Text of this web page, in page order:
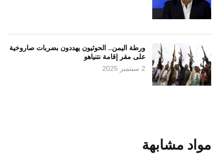
ورطة اليمن.. الحوثيون يهددون بضربات صاروخية
على مقر إقامة نتنياهو
2 سبتمبر 2025
مواد مشابهة